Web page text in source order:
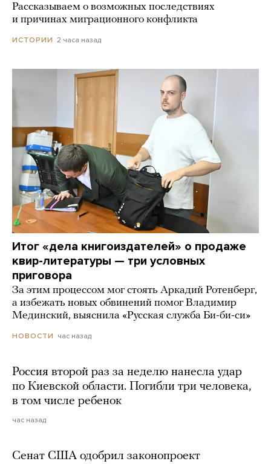
Рассказываем о возможных последствиях
и причинах миграционного конфликта
ИСТОРИИ 2 часа назад
Итог «дела книгоиздателей» о продаже
квир-литературы — три условных
приговора
За этим процессом мог стоять Аркадий Ротенберг,
а избежать новых обвинений помог Владимир
Мединский, выяснила «Русская служба Би-би-си»
НОВОСТИ час назад
Россия второй раз за неделю нанесла удар
по Киевской области. Погибли три человека,
в том числе ребенок
час назад
Сенат США одобрил законопроект